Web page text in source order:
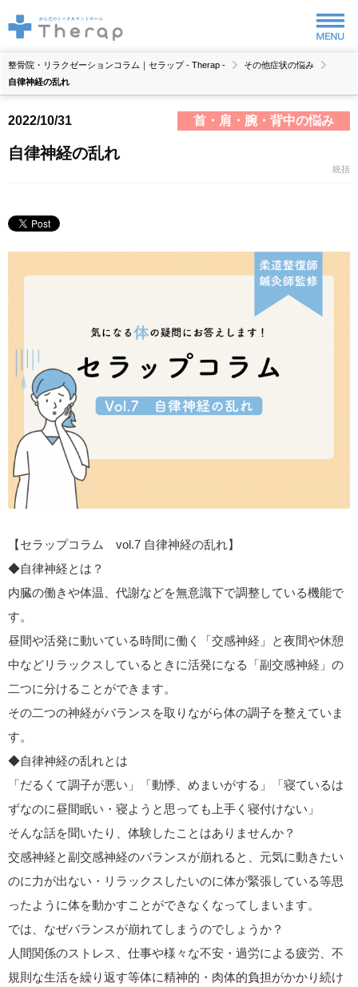
整骨院・リラクゼーションコラム｜セラップ - Therap -
その他症状の悩み
自律神経の乱れ
2022/10/31 首・肩・腕・背中の悩み
自律神経の乱れ
統括
【セラップコラム vol.7 自律神経の乱れ】
◆自律神経とは？
内臓の働きや体温、代謝などを無意識下で調整している機能で
す。
昼間や活発に動いている時間に働く「交感神経」と夜間や休憩
中などリラックスしているときに活発になる「副交感神経」の
二つに分けることができます。
その二つの神経がバランスを取りながら体の調子を整えていま
す。
◆自律神経の乱れとは
「だるくて調子が悪い」「動悸、めまいがする」「寝ているは
ずなのに昼間眠い・寝ようと思っても上手く寝付けない」
そんな話を聞いたり、体験したことはありませんか？
交感神経と副交感神経のバランスが崩れると、元気に動きたい
のに力が出ない・リラックスしたいのに体が緊張している等思
ったように体を動かすことができなくなってしまいます。
では、なぜバランスが崩れてしまうのでしょうか？
人間関係のストレス、仕事や様々な不安・過労による疲労、不
規則な生活を繰り返す等体に精神的・肉体的負担がかかり続け